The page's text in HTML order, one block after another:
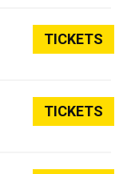
TICKETS
TICKETS